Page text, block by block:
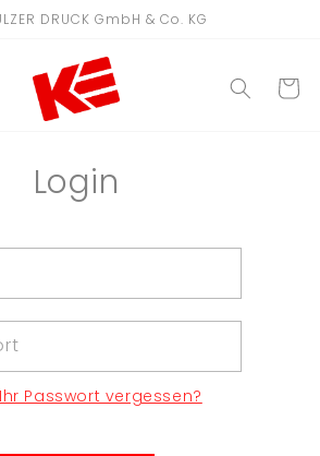
DRUCK GmbH & Co. KG
Login
Passwort vergessen?